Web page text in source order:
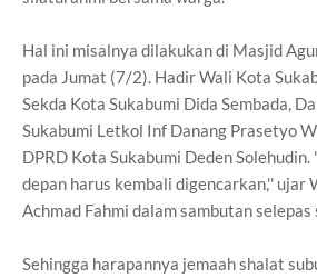
Hal ini misalnya dilakukan di Masjid
pada Jumat (7/2). Hadir Wali Kota
Sekda Kota Sukabumi Dida Sembada,
Sukabumi Letkol Inf Danang Prasetyo
DPRD Kota Sukabumi Deden
depan harus kembali digencarkan,'' ujar
Achmad Fahmi dalam sambutan selepas
Sehingga harapannya jemaah shalat